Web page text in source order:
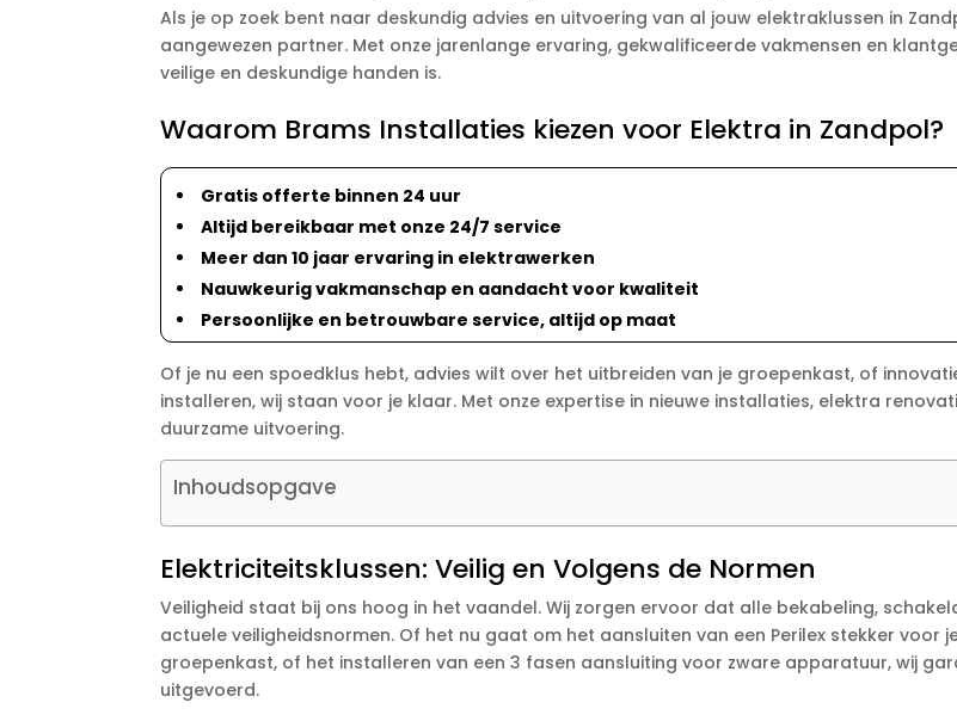
Als je op zoek bent naar deskundig advies en uitvoering van al jouw elektraklussen in
aangewezen partner. Met onze jarenlange ervaring, gekwalificeerde vakmensen en
veilige en deskundige handen is.
Waarom Brams Installaties kiezen voor Elektra in Zandpol?
Gratis offerte binnen 24 uur
Altijd bereikbaar met onze 24/7 service
Meer dan 10 jaar ervaring in elektrawerken
Nauwkeurig vakmanschap en aandacht voor kwaliteit
Persoonlijke en betrouwbare service, altijd op maat
Of je nu een spoedklus hebt, advies wilt over het uitbreiden van je groepenkast, of
installeren, wij staan voor je klaar. Met onze expertise in nieuwe installaties, elektra
duurzame uitvoering.
Inhoudsopgave
Elektriciteitsklussen: Veilig en Volgens de Normen
Veiligheid staat bij ons hoog in het vaandel. Wij zorgen ervoor dat alle bekabeling,
actuele veiligheidsnormen. Of het nu gaat om het aansluiten van een Perilex stekker voor
groepenkast, of het installeren van een 3 fasen aansluiting voor zware apparatuur, wij
uitgevoerd.